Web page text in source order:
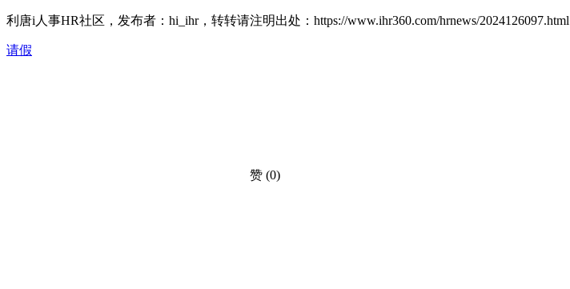
利唐i人事HR社区，发布者：hi_ihr，转转请注明出处： https://www.ihr360.com/hrnews/2024126097.html
请假
赞 (0)